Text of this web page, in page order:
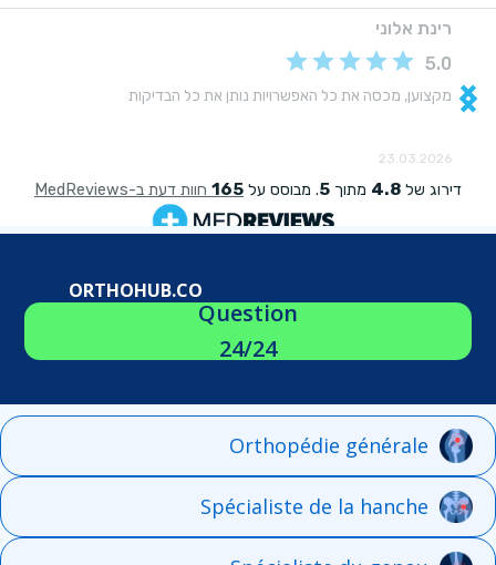
ORTHOHUB.CO
Question
24/24
Orthopédie générale
Spécialiste de la hanche